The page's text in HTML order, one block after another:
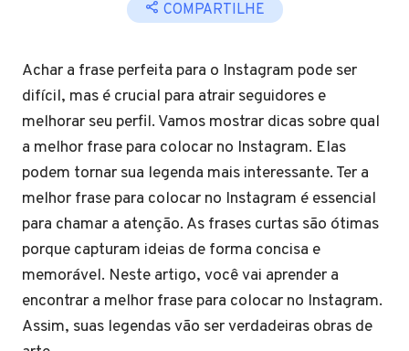
COMPARTILHE
Achar a frase perfeita para o Instagram pode ser
difícil, mas é crucial para atrair seguidores e
melhorar seu perfil. Vamos mostrar dicas sobre qual
a melhor frase para colocar no Instagram. Elas
podem tornar sua legenda mais interessante. Ter a
melhor frase para colocar no Instagram é essencial
para chamar a atenção. As frases curtas são ótimas
porque capturam ideias de forma concisa e
memorável. Neste artigo, você vai aprender a
encontrar a melhor frase para colocar no Instagram.
Assim, suas legendas vão ser verdadeiras obras de